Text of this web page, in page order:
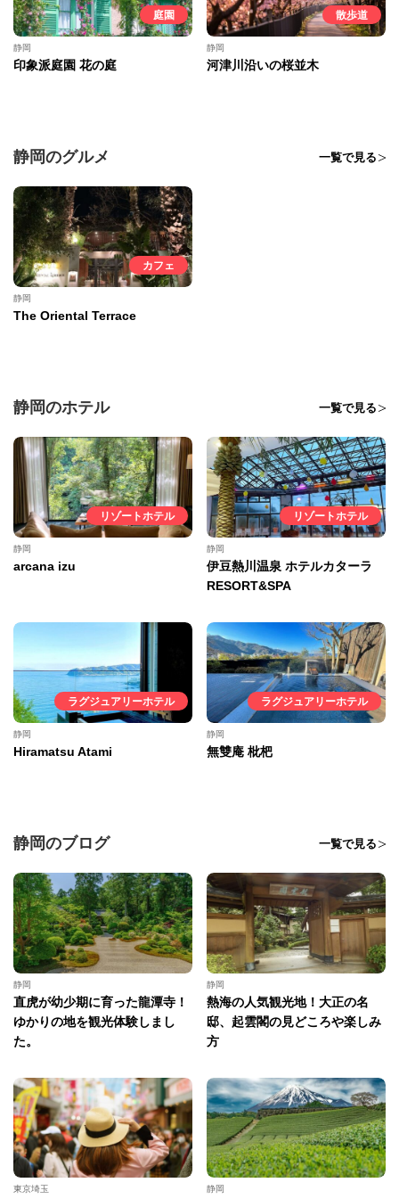
庭園
静岡
印象派庭園 花の庭
散歩道
静岡
河津川沿いの桜並木
静岡のグルメ 一覧で見る
カフェ
静岡
The Oriental Terrace
静岡のホテル 一覧で見る
リゾートホテル
静岡
arcana izu
リゾートホテル
静岡
伊豆熱川温泉 ホテルカターラ
RESORT&SPA
ラグジュアリーホテル
静岡
Hiramatsu Atami
ラグジュアリーホテル
静岡
無雙庵 枇杷
静岡のブログ 一覧で見る
静岡
直虎が幼少期に育った龍潭寺！
ゆかりの地を観光体験しまし
た。
静岡
熱海の人気観光地！大正の名
邸、起雲閣の見どころや楽しみ
方
東京埼玉 静岡